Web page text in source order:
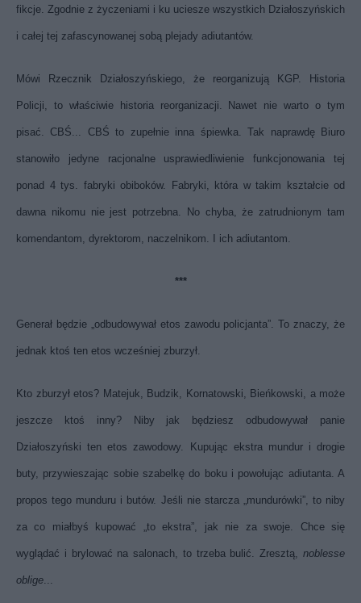
fikcje. Zgodnie z życzeniami i ku uciesze wszystkich Działoszyńskich
i całej tej zafascynowanej sobą plejady adiutantów.
Mówi Rzecznik Działoszyńskiego, że reorganizują KGP. Historia
Policji, to właściwie historia reorganizacji. Nawet nie warto o tym
pisać. CBŚ... CBŚ to zupełnie inna śpiewka. Tak naprawdę Biuro
stanowiło jedyne racjonalne usprawiedliwienie funkcjonowania tej
ponad 4 tys. fabryki obiboków. Fabryki, która w takim kształcie od
dawna nikomu nie jest potrzebna. No chyba, że zatrudnionym tam
komendantom, dyrektorom, naczelnikom. I ich adiutantom.
***
Generał będzie „odbudowywał etos zawodu policjanta”. To znaczy, że
jednak ktoś ten etos wcześniej zburzył.
Kto zburzył etos? Matejuk, Budzik, Kornatowski, Bieńkowski, a może
jeszcze ktoś inny? Niby jak będziesz odbudowywał panie
Działoszyński ten etos zawodowy. Kupując ekstra mundur i drogie
buty, przywieszając sobie szabelkę do boku i powołując adiutanta. A
propos tego munduru i butów. Jeśli nie starcza „mundurówki”, to niby
za co miałbyś kupować „to ekstra”, jak nie za swoje. Chce się
wyglądać i brylować na salonach, to trzeba bulić. Zresztą, noblesse
oblige